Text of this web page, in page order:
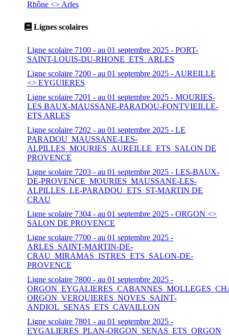
Rhône <> Arles
Lignes scolaires
Ligne scolaire 7100 - au 01 septembre 2025 - PORT-
SAINT-LOUIS-DU-RHONE_ETS_ARLES
Ligne scolaire 7200 - au 01 septembre 2025 - AUREILLE
<> EYGUIERES
Ligne scolaire 7201 - au 01 septembre 2025 - MOURIES-
LES BAUX-MAUSSANE-PARADOU-FONTVIEILLE-
ETS ARLES
Ligne scolaire 7202 - au 01 septembre 2025 - LE
PARADOU_MAUSSANE-LES-
ALPILLES_MOURIES_AUREILLE_ETS_SALON DE
PROVENCE
Ligne scolaire 7203 - au 01 septembre 2025 - LES-BAUX-
DE-PROVENCE_MOURIES_MAUSSANE-LES-
ALPILLES_LE-PARADOU_ETS_ST-MARTIN DE
CRAU
Ligne scolaire 7304 - au 01 septembre 2025 - ORGON <>
SALON DE PROVENCE
Ligne scolaire 7700 - au 01 septembre 2025 -
ARLES_SAINT-MARTIN-DE-
CRAU_MIRAMAS_ISTRES_ETS_SALON-DE-
PROVENCE
Ligne scolaire 7800 - au 01 septembre 2025 -
ORGON_VERQUIERES_NOVES_SAINT-
ANDIOL_SENAS_ETS_CAVAILLON
Ligne scolaire 7801 - au 01 septembre 2025 -
EYGALIERES_PLAN-ORGON_SENAS_ETS_ORGON